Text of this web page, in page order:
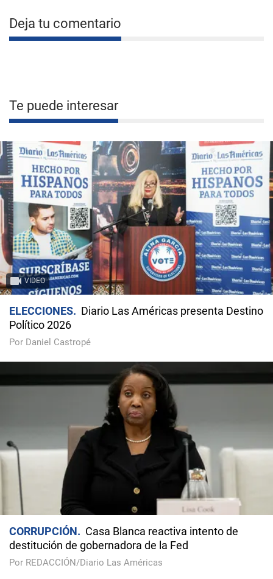
Deja tu comentario
Te puede interesar
VIDEO
ELECCIONES
Diario Las Américas presenta Destino
Político 2026
Por Daniel Castropé
CORRUPCIÓN
Casa Blanca reactiva intento de
destitución de gobernadora de la Fed
Por REDACCIÓN/Diario Las Américas